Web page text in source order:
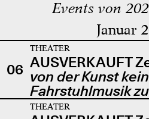
Events von
Januar
06
THEATER
AUSVERKAUFT
von der Kunst
Fahrstuhlmusik
THEATER